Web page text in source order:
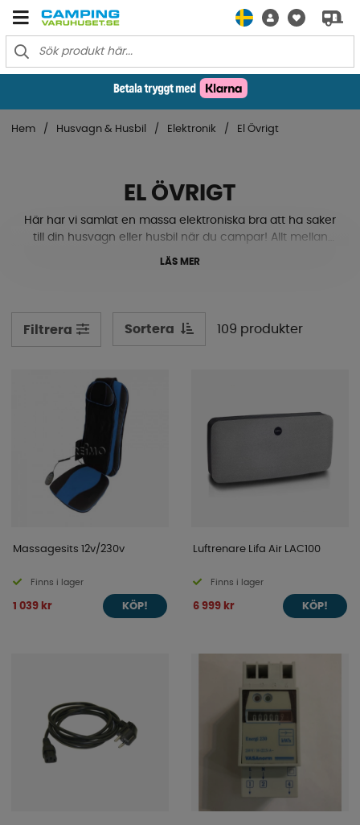
Hem Husvagn & Husbil Elektronik El Övrigt
EL ÖVRIGT
Här har vi samlat en massa elektroniska bra att ha saker
till din husvagn eller husbil när du campar! Allt mellan
ledlampor, usb-uttag, fläktar, massagesits,
LÄS MER
Filtrera Sortera 109 produkter
Massagesits 12v/230v
Finns i lager
1 039 kr KÖP!
Luftrenare Lifa Air LAC100
Finns i lager
6 999 kr KÖP!